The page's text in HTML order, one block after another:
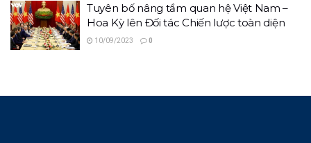
Tuyên bố nâng tầm quan hệ Việt Nam –
Hoa Kỳ lên Đối tác Chiến lược toàn diện
10/09/2023 0